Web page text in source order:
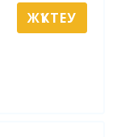
ЖҮКТЕУ